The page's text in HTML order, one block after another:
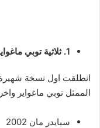
1. ثلاثية توبي ماغواير
الممثل توبي ماغواير
سبايدر مان 2002